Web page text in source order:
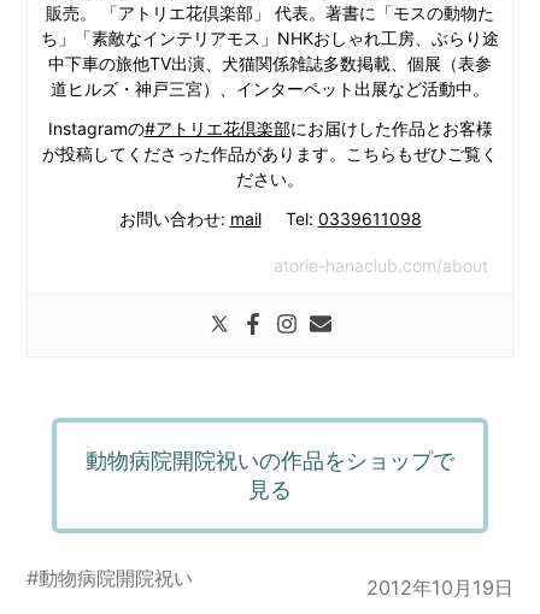
販売。 「アトリエ花倶楽部」 代表。著書に「モスの動物た
ち」「素敵なインテリアモス」NHKおしゃれ工房、ぶらり途
中下車の旅他TV出演、犬猫関係雑誌多数掲載、個展（表参
道ヒルズ・神戸三宮）、インターペット出展など活動中。
Instagramの#アトリエ花倶楽部にお届けした作品とお客様
が投稿してくださった作品があります。こちらもぜひご覧く
ださい。
お問い合わせ: mailTel: 0339611098
atorie-hanaclub.com/about
動物病院開院祝いの作品をショップで
見る
#動物病院開院祝い 2012年10月19日